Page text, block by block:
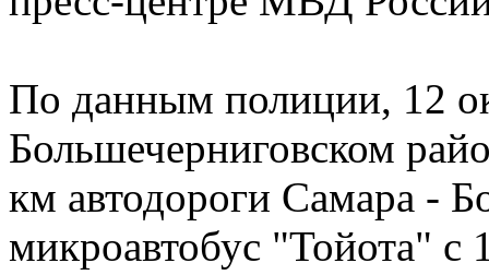
По данным полиции, 12
Большечерниговском
км автодороги Самара -
микроавтобус "Тойота" с